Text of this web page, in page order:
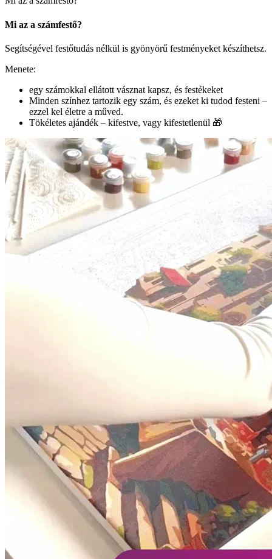
Mi az a számfestő?
Segítségével festőtudás nélkül is gyönyörű festményeket készíthetsz.
Menete:
egy számokkal ellátott vásznat kapsz, és festékeket
Minden színhez tartozik egy szám, és ezeket ki tudod festeni –
ezzel kel életre a műved.
Tökéletes ajándék – kifestve, vagy kifestetlenül 🎁